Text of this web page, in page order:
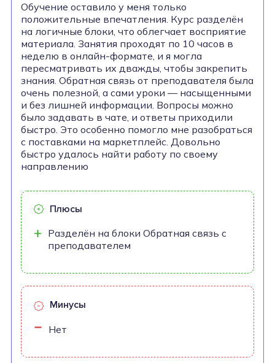
Обучение оставило у меня только
положительные впечатления. Курс разделён
на логичные блоки, что облегчает восприятие
материала. Занятия проходят по 10 часов в
неделю в онлайн-формате, и я могла
пересматривать их дважды, чтобы закрепить
знания. Обратная связь от преподавателя была
очень полезной, а сами уроки — насыщенными
и без лишней информации. Вопросы можно
было задавать в чате, и ответы приходили
быстро. Это особенно помогло мне разобраться
с поставками на маркетплейс. Довольно
быстро удалось найти работу по своему
направлению
Плюсы
Разделён на блоки Обратная связь с
преподавателем
Минусы
Нет